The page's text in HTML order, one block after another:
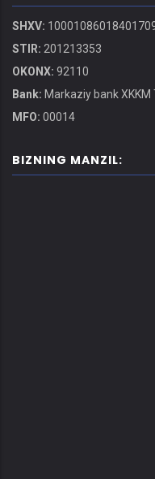
SHXV:
STIR: 201213353
OKONX: 92110
Bank: Markaziy bank
MFO: 00014
BIZNING MANZIL: